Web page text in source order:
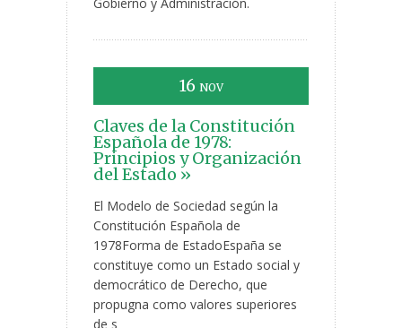
Gobierno y Administración.
16 NOV
Claves de la Constitución
Española de 1978:
Principios y Organización
del Estado »
El Modelo de Sociedad según la
Constitución Española de
1978Forma de EstadoEspaña se
constituye como un Estado social y
democrático de Derecho, que
propugna como valores superiores
de s